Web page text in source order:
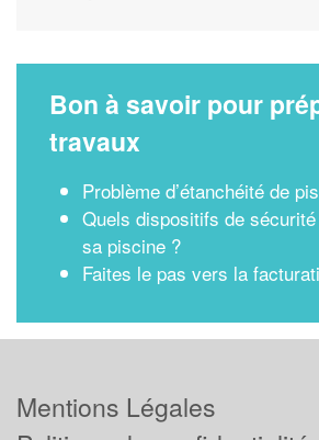
Bon à savoir pour
travaux
Problème d’étanchéité de
Quels dispositifs de
sa piscine ?
Faites le pas vers la
Mentions Légales